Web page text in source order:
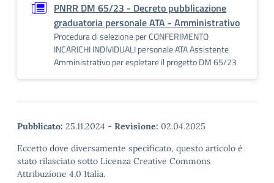
PNRR DM 65/23 - Decreto pubblicazione
graduatoria personale ATA - Amministrativo
Procedura di selezione per CONFERIMENTO
INCARICHI INDIVIDUALI personale ATA Assistente
Amministrativo per espletare il progetto DM 65/23
Pubblicato: 25.11.2024 - Revisione: 02.04.2025
Eccetto dove diversamente specificato, questo articolo è
stato rilasciato sotto Licenza Creative Commons
Attribuzione 4.0 Italia.